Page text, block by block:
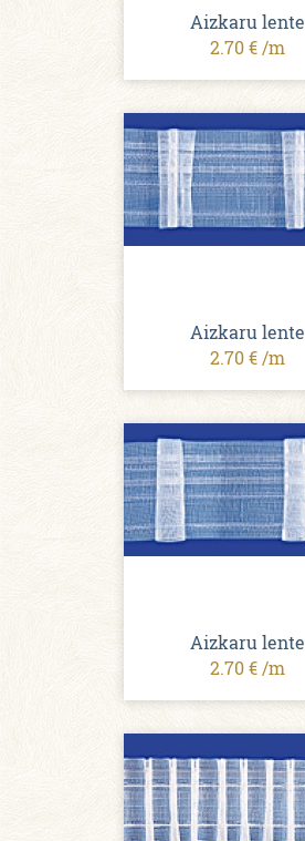
Aizkaru lente
2.70 € /m
Aizkaru lente
2.70 € /m
Aizkaru lente
2.70 € /m